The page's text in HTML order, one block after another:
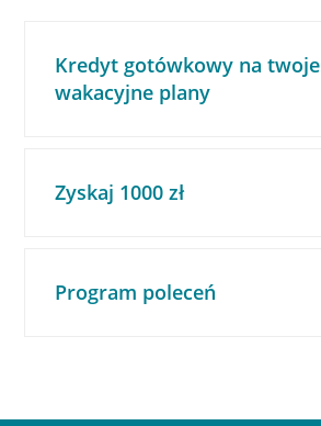
Kredyt gotówkowy na twoje
wakacyjne plany
Zyskaj 1000 zł
Program poleceń